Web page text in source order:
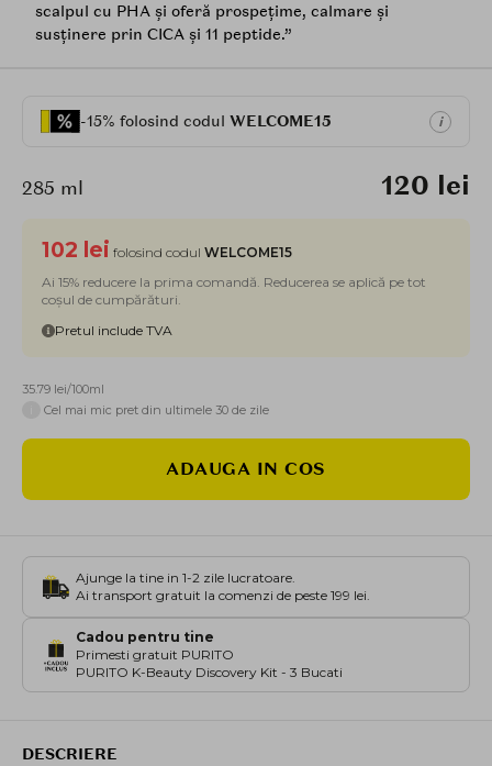
scalpul cu PHA și oferă prospețime, calmare și
susținere prin CICA și 11 peptide.”
-15% folosind codul WELCOME15 i
285 ml 120 lei
102 lei folosind codul WELCOME15
Ai 15% reducere la prima comandă. Reducerea se aplică pe tot
coșul de cumpărături.
Pretul include TVA
35.79 lei/100ml
Cel mai mic pret din ultimele 30 de zile
ADAUGA IN COS
Ajunge la tine in 1-2 zile lucratoare.
Ai transport gratuit la comenzi de peste 199 lei.
Cadou pentru tine
Primesti gratuit PURITO
PURITO K-Beauty Discovery Kit - 3 Bucati
DESCRIERE